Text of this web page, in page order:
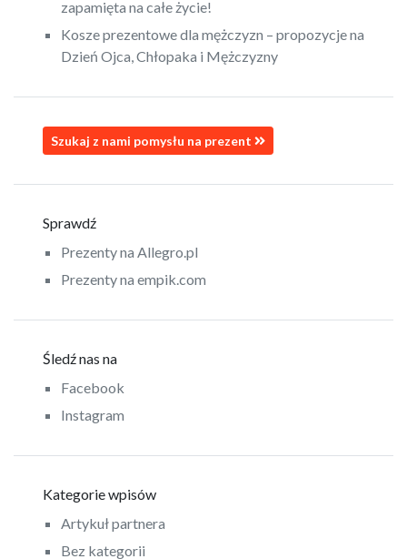
zapamięta na całe życie!
Kosze prezentowe dla mężczyzn – propozycje na
Dzień Ojca, Chłopaka i Mężczyzny
Szukaj z nami pomysłu na prezent
Sprawdź
Prezenty na Allegro.pl
Prezenty na empik.com
Śledź nas na
Facebook
Instagram
Kategorie wpisów
Artykuł partnera
Bez kategorii